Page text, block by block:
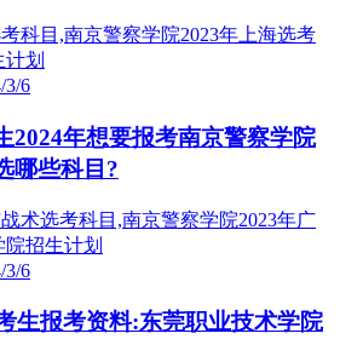
3/6
2024年想要报考南京警察学院
哪些科目?
3/6
生报考资料:东莞职业技术学院